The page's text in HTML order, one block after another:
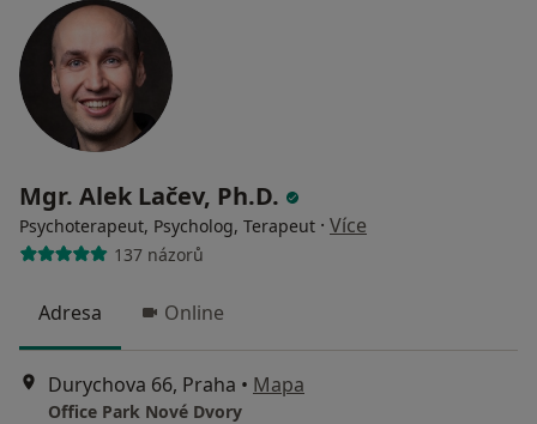
Mgr. Alek Lačev, Ph.D.
Psychoterapeut, Psycholog, Terapeut · Více
137 názorů
Adresa Online
Durychova 66, Praha • Mapa
Office Park Nové Dvory